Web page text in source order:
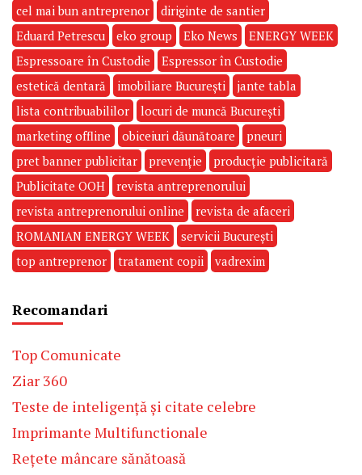
cel mai bun antreprenor
diriginte de santier
Eduard Petrescu
eko group Eko News
ENERGY WEEK
Espressoare în Custodie
Espressor în Custodie
estetică dentară
imobiliare București
jante tabla
lista contribuabililor
locuri de muncă București
marketing offline
obiceiuri dăunătoare
pneuri
pret banner publicitar
prevenție
producție publicitară
Publicitate OOH
revista antreprenorului
revista antreprenorului online
revista de afaceri
ROMANIAN ENERGY WEEK
servicii București
top antreprenor
tratament copii vadrexim
Recomandari
Top Comunicate
Ziar 360
Teste de inteligență și citate celebre
Imprimante Multifunctionale
Rețete mâncare sănătoasă